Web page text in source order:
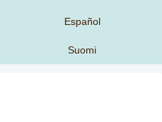
Español
Suomi